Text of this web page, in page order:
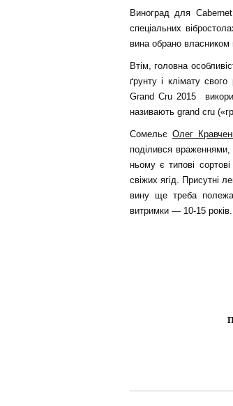
Виноград для
спеціальних
вина обрано власником
Втім, головна
ґрунту і клімату
Grand Cru 2015
називають grand cru
Сомельє Олег
поділився
ньому є типові
свіжих ягід. Присутні
вину ще треба
витримки — 10-15 років.